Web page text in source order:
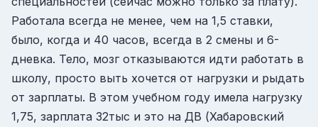
Работала всегда не менее, чем на 1,5 ставки,
было, когда и 40 часов, всегда в 2 смены и 6-
дневка. Тело, мозг отказываются идти работать в
школу, просто выть хочется от нагрузки и рыдать
от зарплаты. В этом учебном году имела нагрузку
1,75, зарплата 32тыс и это на ДВ (Хабаровский